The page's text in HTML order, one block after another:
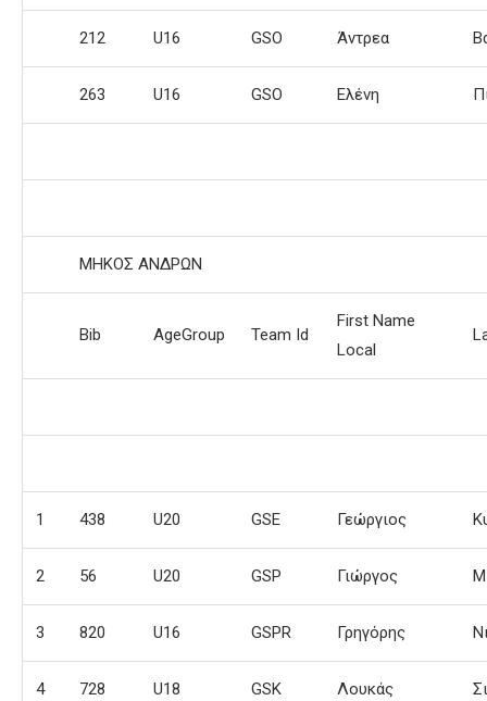
212 U16 GSO Άντρεα
263 U16 GSO Ελένη
ΜΗΚΟΣ ΑΝΔΡΩΝ
Bib AgeGroup Team Id
First Name
Local
1 438 U20 GSE Γεώργιος
2 56 U20 GSP Γιώργος
3 820 U16 GSPR Γρηγόρης
4 728 U18 GSK Λουκάς